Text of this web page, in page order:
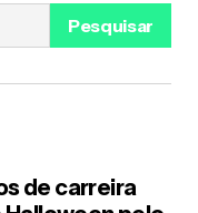
Pesquisar
de carreira